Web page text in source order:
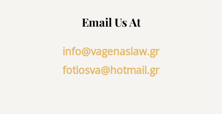
Email Us At
info@vagenaslaw.gr
fotiosva@hotmail.gr